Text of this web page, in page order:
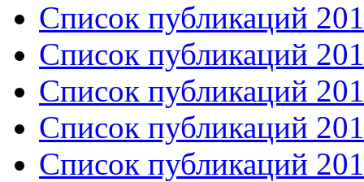
Список публикаций
Список публикаций
Список публикаций
Список публикаций
Список публикаций